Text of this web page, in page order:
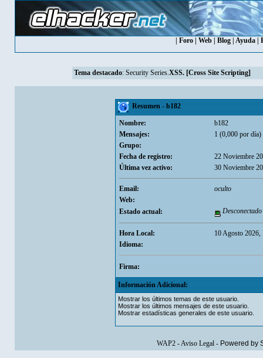
Foro| Web| Blog| Ayuda|
Tema destacado: Security Series.XSS. [Cross Site Scripting]
Resumen - b182
Nombre:
b182
Mensajes:
1 (0,000 por día)
Grupo:
Fecha de registro:
22 Noviembre
Última vez activo:
30 Noviembre
Email:
oculto
Web:
Estado actual:
Desconectado
Hora Local:
10 Agosto 2026,
Idioma:
Firma:
Información Adicional:
Mostrar los últimos temas de este usuario.
Mostrar los últimos mensajes de este usuario.
Mostrar estadísticas generales de este usuario.
WAP2-Aviso Legal- Powered by